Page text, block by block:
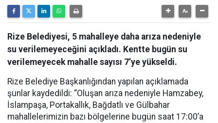
Rize Belediyesi, 5 mahalleye daha arıza nedeniyle
su verilemeyeceğini açıkladı. Kentte bugün su
verilemeyecek mahalle sayısı 7’ye yükseldi.
Rize Belediye Başkanlığından yapılan açıklamada
şunlar kaydedildi: “Oluşan arıza nedeniyle Hamzabey,
İslampaşa, Portakallık, Bağdatlı ve Gülbahar
mahallelerimizin bazı bölgelerine bugün saat 17:00’a